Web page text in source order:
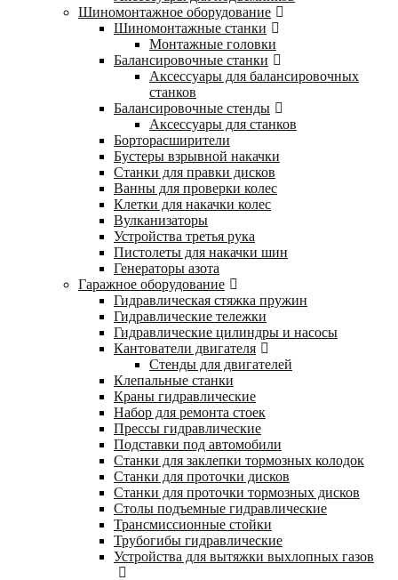
Шиномонтажное оборудование
Шиномонтажные станки
Монтажные головки
Балансировочные станки
Аксессуары для балансировочных
станков
Балансировочные стенды
Аксессуары для станков
Борторасширители
Бустеры взрывной накачки
Станки для правки дисков
Ванны для проверки колес
Клетки для накачки колес
Вулканизаторы
Устройства третья рука
Пистолеты для накачки шин
Генераторы азота
Гаражное оборудование
Гидравлическая стяжка пружин
Гидравлические тележки
Гидравлические цилиндры и насосы
Кантователи двигателя
Стенды для двигателей
Клепальные станки
Краны гидравлические
Набор для ремонта стоек
Прессы гидравлические
Подставки под автомобили
Станки для заклепки тормозных колодок
Станки для проточки дисков
Станки для проточки тормозных дисков
Столы подъемные гидравлические
Трансмиссионные стойки
Трубогибы гидравлические
Устройства для вытяжки выхлопных газов